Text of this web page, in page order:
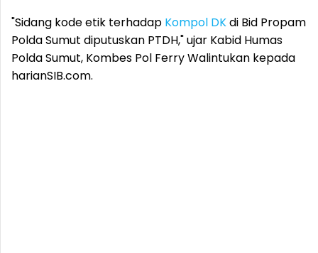
"Sidang kode etik terhadap Kompol DKdi Bid Propam
Polda Sumut diputuskan PTDH," ujar Kabid Humas
Polda Sumut, Kombes Pol Ferry Walintukan kepada
harianSIB.com.